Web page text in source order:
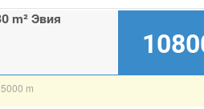
m² Эвия
m